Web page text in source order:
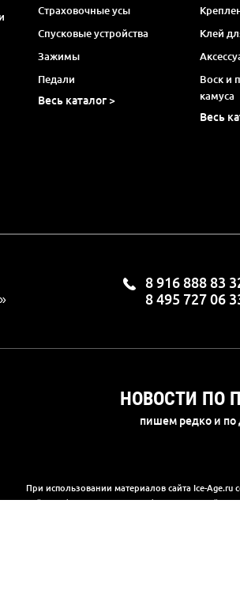
Страховочные усы
Спусковые устройства
Зажимы
Педали
Весь каталог >
Клей
Воск и
камуса
Весь
8 916 888 83
8 495 727 06
НОВОСТИ ПО
пишем редко и по
При использовании материалов сайта Ice-Age.ru
на сайте информация носит информационный